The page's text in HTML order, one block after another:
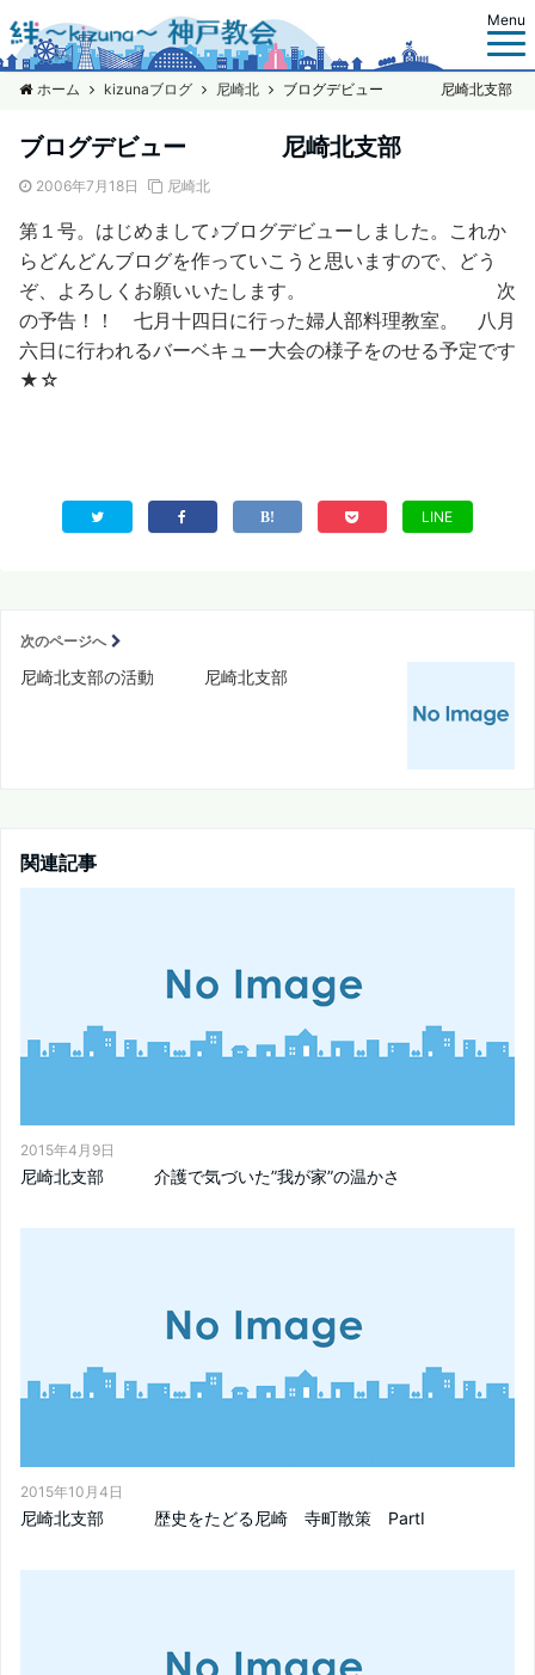
Menu
ホーム kizunaブログ 尼崎北 ブログデビュー 尼崎北支部
ブログデビュー 尼崎北支部
2006年7月18日 尼崎北
第１号。はじめまして♪ブログデビューしました。これか
らどんどんブログを作っていこうと思いますので、どう
ぞ、よろしくお願いいたします。 次
の予告！！ 七月十四日に行った婦人部料理教室。 八月
六日に行われるバーベキュー大会の様子をのせる予定です
★☆
LINE
次のページへ
尼崎北支部の活動 尼崎北支部
関連記事
2015年4月9日
尼崎北支部 介護で気づいた”我が家”の温かさ
2015年10月4日
尼崎北支部 歴史をたどる尼崎 寺町散策 PartⅠ